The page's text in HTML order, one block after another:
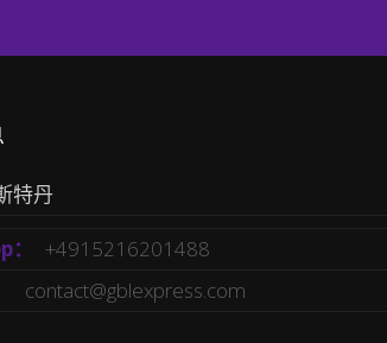
特丹
+4915216201488
contact@gblexpress.com